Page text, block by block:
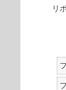
リ